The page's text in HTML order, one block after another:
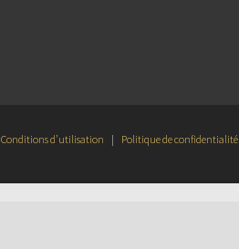
Conditions d’utilisation | Politique de confidentialité